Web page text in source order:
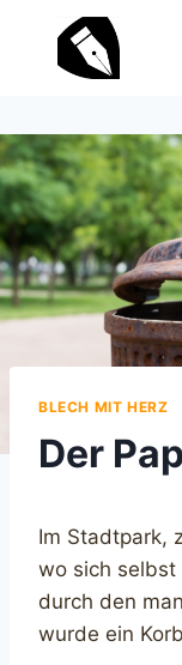
springen
BLECH MIT HERZ
Der
Im Stadtpark,
wo sich selbst
durch den
wurde ein